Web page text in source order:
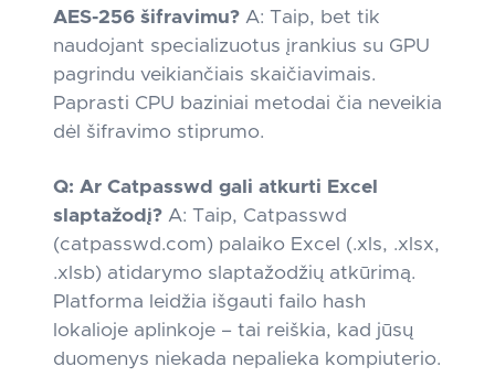
AES-256 šifravimu? A: Taip, bet tik
naudojant specializuotus įrankius su GPU
pagrindu veikiančiais skaičiavimais.
Paprasti CPU baziniai metodai čia neveikia
dėl šifravimo stiprumo.
Q: Ar Catpasswd gali atkurti Excel
slaptažodį? A: Taip, Catpasswd
(catpasswd.com) palaiko Excel (.xls, .xlsx,
.xlsb) atidarymo slaptažodžių atkūrimą.
Platforma leidžia išgauti failo hash
lokalioje aplinkoje – tai reiškia, kad jūsų
duomenys niekada nepalieka kompiuterio.